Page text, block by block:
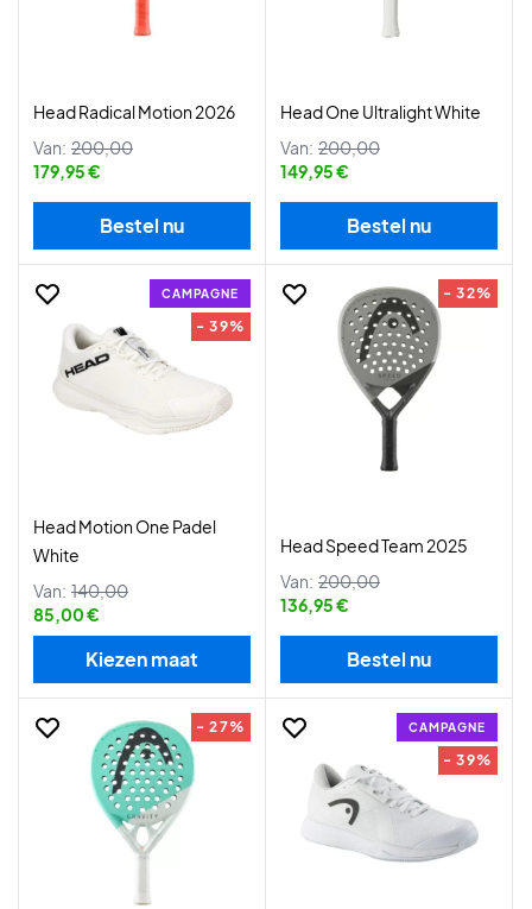
Head Radical Motion 2026
Van: 200,00
179,95 €
Bestel nu
Head One Ultralight White
Van: 200,00
149,95 €
Bestel nu
CAMPAGNE
- 39%
Head Motion One Padel
White
Van: 140,00
85,00 €
Kiezen maat
- 32%
Head Speed Team 2025
Van: 200,00
136,95 €
Bestel nu
- 27% CAMPAGNE
- 39%